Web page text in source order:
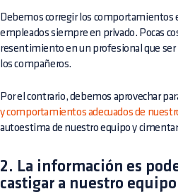
Debemos corregir los comportamientos
empleados siempre en privado. Pocas
resentimiento en un profesional que
los compañeros.
Por el contrario, debemos aprovechar
y comportamientos adecuados de
autoestima de nuestro equipo y
2. La información es
castigar a nuestro